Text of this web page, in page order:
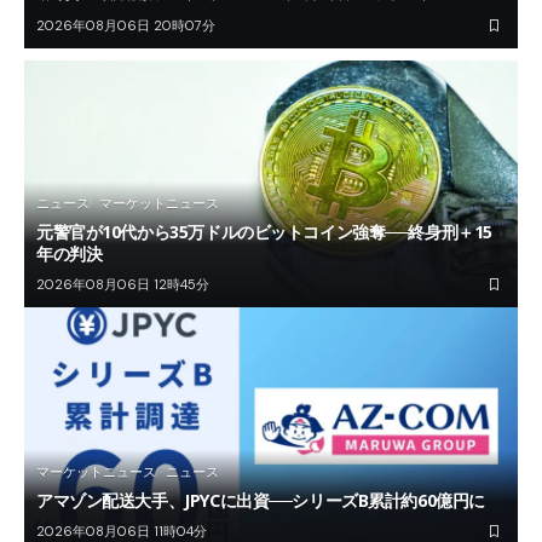
2026年08月06日 20時07分
ニュース マーケットニュース
元警官が10代から35万ドルのビットコイン強奪──終身刑＋15
年の判決
2026年08月06日 12時45分
マーケットニュース ニュース
アマゾン配送大手、JPYCに出資──シリーズB累計約60億円に
2026年08月06日 11時04分